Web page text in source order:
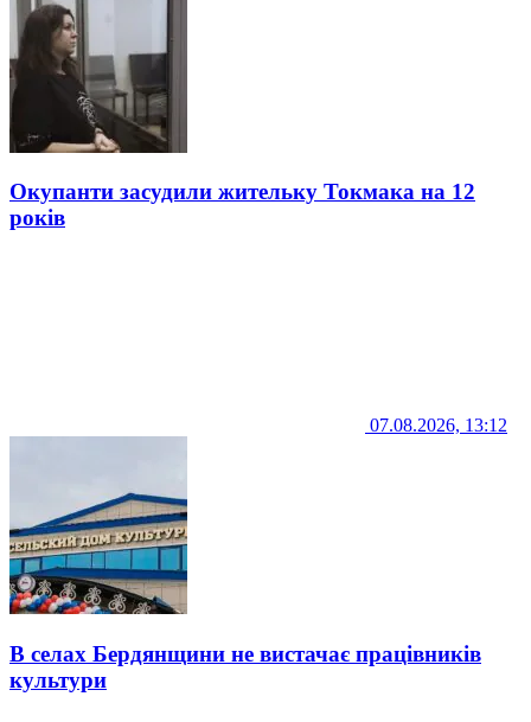
Окупанти засудили жительку Токмака на 12
років
07.08.2026, 13:12
В селах Бердянщини не вистачає працівників
культури